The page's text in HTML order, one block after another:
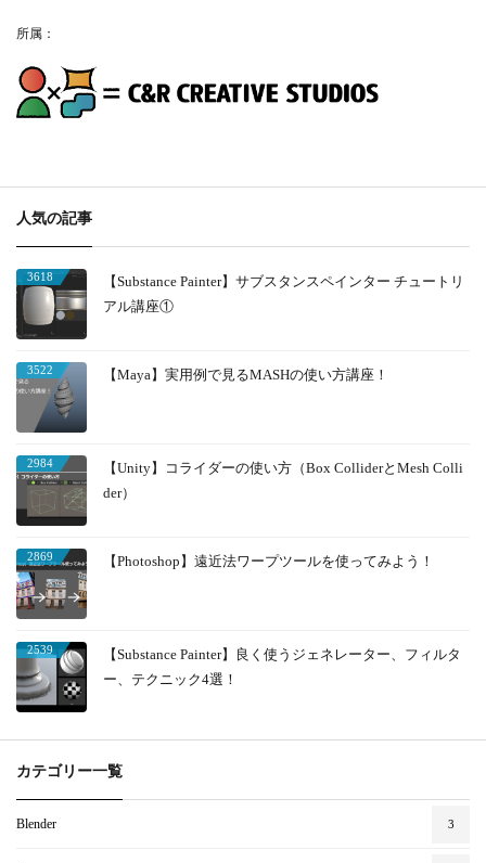
所属：
人気の記事
3618
【Substance Painter】サブスタンスペインター チュートリ
アル講座①
3522 【Maya】実用例で見るMASHの使い方講座！
2984
【Unity】コライダーの使い方（Box ColliderとMesh Colli
der）
2869 【Photoshop】遠近法ワープツールを使ってみよう！
2539
【Substance Painter】良く使うジェネレーター、フィルタ
ー、テクニック4選！
カテゴリー一覧
Blender 3